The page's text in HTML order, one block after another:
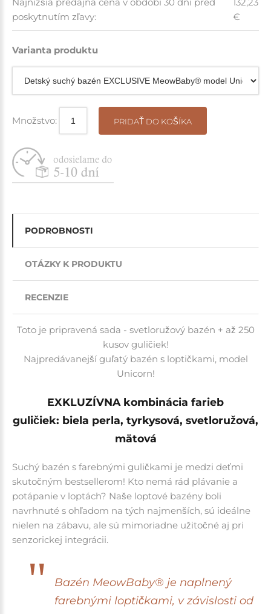
poskytnutím zľavy:
€
Varianta produktu
Množstvo: PRIDAŤ DO KOŠÍKA
PODROBNOSTI
OTÁZKY K PRODUKTU
RECENZIE
Toto je pripravená sada - svetloružový bazén + až 250
kusov guličiek!
Najpredávanejší guľatý bazén s loptičkami, model
Unicorn!
EXKLUZÍVNA kombinácia farieb
guličiek: biela perla, tyrkysová, svetloružová,
mätová
Suchý bazén s farebnými guličkami je medzi deťmi
skutočným bestsellerom! Kto nemá rád plávanie a
potápanie v loptách? Naše loptové bazény boli
navrhnuté s ohľadom na tých najmenších, sú ideálne
nielen na zábavu, ale sú mimoriadne užitočné aj pri
senzorickej integrácii.
Bazén MeowBaby® je naplnený
farebnými loptičkami, v závislosti od